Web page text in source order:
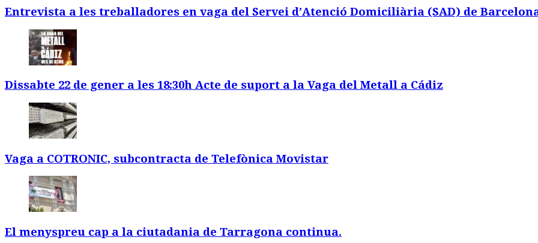
Entrevista a les treballadores en vaga del Servei d’Atenció Domiciliària (SAD) de
Dissabte 22 de gener a les 18:30h Acte de suport a la Vaga del Metall a Cádiz
Vaga a COTRONIC, subcontracta de Telefònica Movistar
El menyspreu cap a la ciutadania de Tarragona continua.